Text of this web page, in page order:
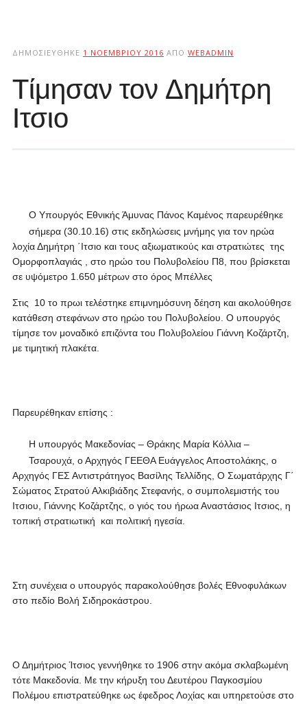
ΔΗΜΟΣΙΕΎΘΗΚΕ 1 ΝΟΕΜΒΡΊΟΥ 2016 ΑΠΌ WEBADMIN
Τίμησαν τον Δημήτρη
Ιτσιο
Ο Υπουργός Εθνικής Άμυνας Πάνος Καμένος παρευρέθηκε
σήμερα (30.10.16) στις εκδηλώσεις μνήμης για τον ηρώα
λοχία Δημήτρη ΄Ιτσιο και τους αξιωματικούς και στρατιώτες της
Ομορφοπλαγιάς , στο ηρώο του Πολυβολείου Π8, που βρίσκεται
σε υψόμετρο 1.650 μέτρων στο όρος Μπέλλες
Στις 10 το πρωι τελέστηκε επιμνημόσυνη δέηση και ακολούθησε
κατάθεση στεφάνων στο ηρώο του Πολυβολείου. Ο υπουργός
τίμησε τον μοναδικό επιζόντα του Πολυβολείου Γιάννη Κοζάρτζη,
με τιμητική πλακέτα.
Παρευρέθηκαν επίσης :
Η υπουργός Μακεδονίας – Θράκης Μαρία Κόλλια –
Τσαρουχά, ο Αρχηγός ΓΕΕΘΑ Ευάγγελος Αποστολάκης, ο
Αρχηγός ΓΕΣ Αντιστράτηγος Βασίλης Τελλίδης, Ο Σωματάρχης Γ΄
Σώματος Στρατού Αλκιβιάδης Στεφανής, ο συμπολεμιστής του
Ιτσιου, Γιάννης Κοζάρτζης, ο γιός του ήρωα Αναστάσιος Ιτσιος, η
τοπική στρατιωτική και πολιτική ηγεσία.
Στη συνέχεια ο υπουργός παρακολούθησε βολές Εθνοφυλάκων
στο πεδίο Βολή Σιδηροκάστρου.
Ο Δημήτριος Ίτσιος γεννήθηκε το 1906 στην ακόμα σκλαβωμένη
τότε Μακεδονία. Με την κήρυξη του Δευτέρου Παγκοσμίου
Πολέμου επιστρατεύθηκε ως έφεδρος Λοχίας και υπηρετούσε στο